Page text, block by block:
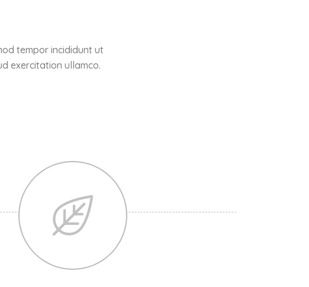
tempor incididunt ut
exercitation ullamco.